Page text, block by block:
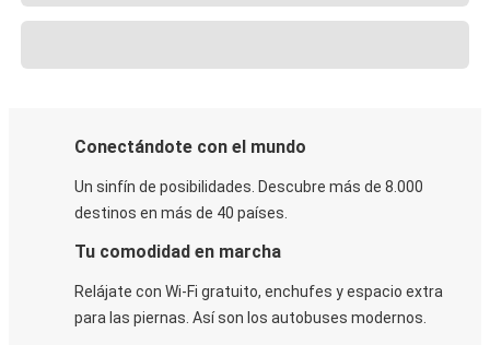
Conectándote con el mundo
Un sinfín de posibilidades. Descubre más de 8.000
destinos en más de 40 países.
Tu comodidad en marcha
Relájate con Wi-Fi gratuito, enchufes y espacio extra
para las piernas. Así son los autobuses modernos.